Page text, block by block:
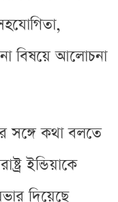
বিষয়ে আলোচনা
সঙ্গে কথা বলতে
ইন্ডিয়াকে
দিয়েছে